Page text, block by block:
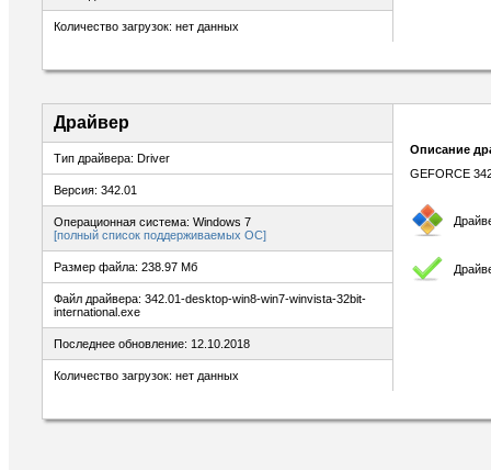
Количество загрузок: нет данных
Драйвер
Тип драйвера: Driver
Версия: 342.01
Операционная система: Windows 7
[полный список поддерживаемых ОС]
Размер файла: 238.97 Мб
Файл драйвера: 342.01-desktop-win8-win7-winvista-32bit-
international.exe
Последнее обновление: 12.10.2018
Количество загрузок: нет данных
Описание
GEFORCE